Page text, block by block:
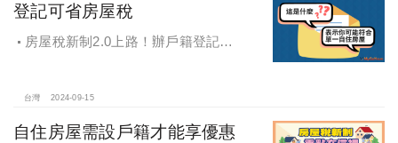
登記可省房屋稅
房屋稅新制2.0上路！辦戶籍登記可
台灣 2024-09-15
自住房屋需設戶籍才能享優惠